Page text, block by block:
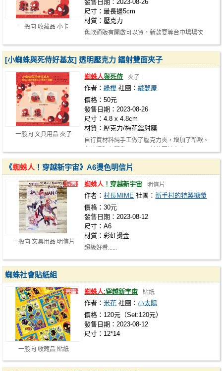
一般向 收藏品 小卡
發售日期：2023-08-26
尺寸：最長邊5cm
材質：壓克力
舊款通販有開啟可以買，新款要等台中場場次
一般向 文具用品 夾子
[小蜘蛛與死侍好基友] 透明壓克力 鐳射雙面夾子
蜘蛛人與死侍 夾子
作者：綠櫻 社團：織夢屋
價格：50元
發售日期：2023-08-26
尺寸：4.8 x 4.8cm
材質：壓克力/梅花鐳射膜
自行買材料純手工做了壓克力夾，增加了新款。
一般向 文具用品 明信片
《蜘蛛人 ！穿越新宇宙》A6燙色明信片
蜘蛛人 ！穿越新宇宙 明信片
作者：村長MIME 社團：新手村的特製糖漿
價格：30元
發售日期：2023-08-12
尺寸：A6
材質：彩虹燙金
超級好看......
一般向 收藏品 貼紙
蜘蛛社會貼紙組
蜘蛛人:穿越新宇宙 貼紙
作者：米花 社團：小太陽
價格：120元（Set:120元）
發售日期：2023-08-12
尺寸：12*14